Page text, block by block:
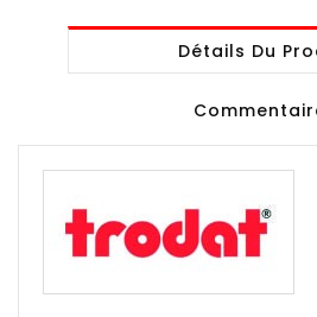
Détails Du